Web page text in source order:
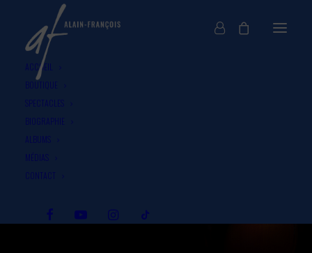
ACCUEIL
BOUTIQUE
SPECTACLES
BIOGRAPHIE
ALBUMS
MÉDIAS
CONTACT